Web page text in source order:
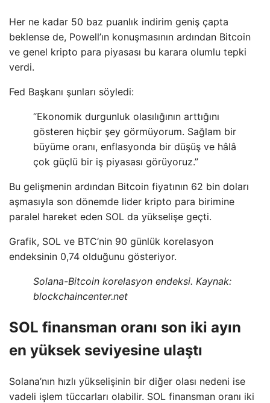
Her ne kadar 50 baz puanlık indirim geniş çapta
beklense de, Powell’ın konuşmasının ardından Bitcoin
ve genel kripto para piyasası bu karara olumlu tepki
verdi.
Fed Başkanı şunları söyledi:
“Ekonomik durgunluk olasılığının arttığını
gösteren hiçbir şey görmüyorum. Sağlam bir
büyüme oranı, enflasyonda bir düşüş ve hâlâ
çok güçlü bir iş piyasası görüyoruz.”
Bu gelişmenin ardından Bitcoin fiyatının 62 bin doları
aşmasıyla son dönemde lider kripto para birimine
paralel hareket eden SOL da yükselişe geçti.
Grafik, SOL ve BTC’nin 90 günlük korelasyon
endeksinin 0,74 olduğunu gösteriyor.
Solana-Bitcoin korelasyon endeksi. Kaynak:
blockchaincenter.net
SOL finansman oranı son iki ayın
en yüksek seviyesine ulaştı
Solana’nın hızlı yükselişinin bir diğer olası nedeni ise
vadeli işlem tüccarları olabilir. SOL finansman oranı iki